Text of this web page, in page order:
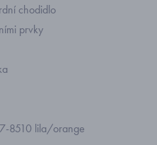
chodidlo
prvky
8510 lila/orange